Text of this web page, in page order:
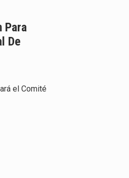
Para
De
el Comité